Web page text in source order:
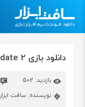
دانلود بازی binary domain + Update 2 برای PC
بازدید: 502
نویسنده: سافت ابزار